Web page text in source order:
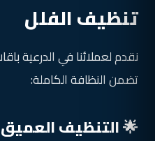
تنظيف الفلل
نقدم لعملائنا في الدرعية
تضمن النظافة الكاملة:
🌟 التنظيف العميق